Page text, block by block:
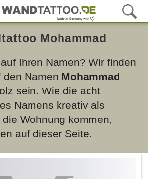
Mohammad
Ihren Namen? Wir finden
den Namen Mohammad
sein. Wie die acht
Namens kreativ als
Wohnung kommen,
auf dieser Seite.